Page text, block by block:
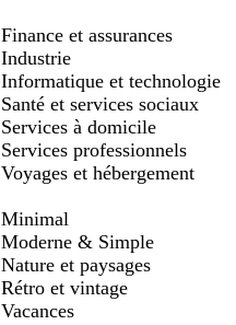
Finance et assurances
Industrie
Informatique et technologie
Santé et services sociaux
Services à domicile
Services professionnels
Voyages et hébergement
Minimal
Moderne & Simple
Nature et paysages
Rétro et vintage
Vacances